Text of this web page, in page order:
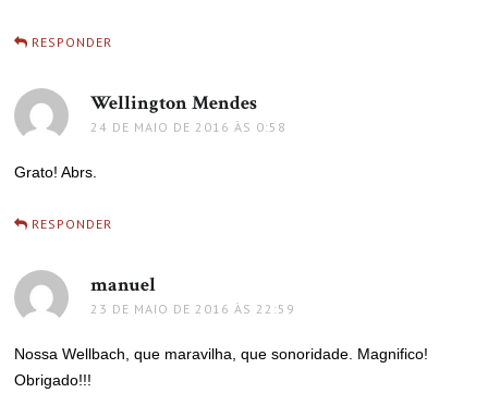
RESPONDER
Wellington Mendes
24 DE MAIO DE 2016 ÀS 0:58
Grato! Abrs.
RESPONDER
manuel
23 DE MAIO DE 2016 ÀS 22:59
Nossa Wellbach, que maravilha, que sonoridade. Magnifico!
Obrigado!!!